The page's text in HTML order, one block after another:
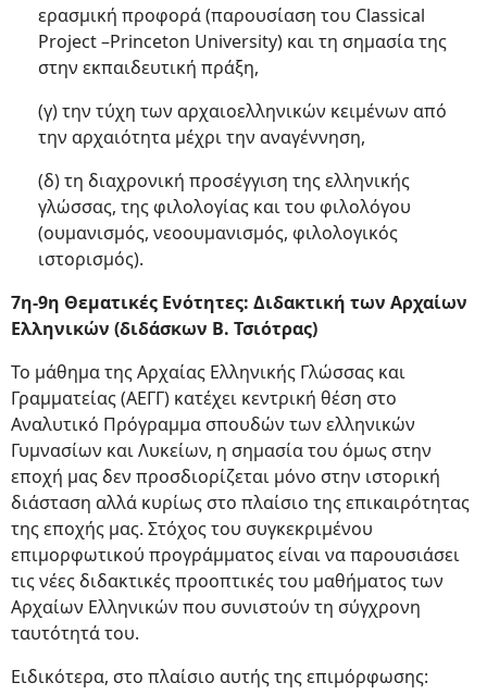
ερασμική προφορά (παρουσίαση του Classical
Project –Princeton University) και τη σημασία της
στην εκπαιδευτική πράξη,
(γ) την τύχη των αρχαιοελληνικών κειμένων από
την αρχαιότητα μέχρι την αναγέννηση,
(δ) τη διαχρονική προσέγγιση της ελληνικής
γλώσσας, της φιλολογίας και του φιλολόγου
(ουμανισμός, νεοουμανισμός, φιλολογικός
ιστορισμός).
7η-9η Θεματικές Ενότητες: Διδακτική των Αρχαίων
Ελληνικών (διδάσκων Β. Τσιότρας)
Το μάθημα της Αρχαίας Ελληνικής Γλώσσας και
Γραμματείας (ΑΕΓΓ) κατέχει κεντρική θέση στο
Αναλυτικό Πρόγραμμα σπουδών των ελληνικών
Γυμνασίων και Λυκείων, η σημασία του όμως στην
εποχή μας δεν προσδιορίζεται μόνο στην ιστορική
διάσταση αλλά κυρίως στο πλαίσιο της επικαιρότητας
της εποχής μας. Στόχος του συγκεκριμένου
επιμορφωτικού προγράμματος είναι να παρουσιάσει
τις νέες διδακτικές προοπτικές του μαθήματος των
Αρχαίων Ελληνικών που συνιστούν τη σύγχρονη
ταυτότητά του.
Ειδικότερα, στο πλαίσιο αυτής της επιμόρφωσης: